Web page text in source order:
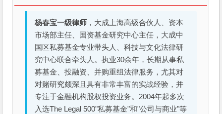
杨春宝一级律师 ，大成上海高级合伙人、资本
市场部主任、国资基金研究中心主任，大成中
国区私募基金专业带头人、科技与文化法律研
究中心联合牵头人。执业30余年，长期从事私
募基金、投融资、并购重组法律服务，尤其对
对赌研究颇深且具有非常丰富的实战经验，并
专注于金融机构股权投资业务。2004年起多次
入选The Legal 500"私募基金"和"公司与商业"等